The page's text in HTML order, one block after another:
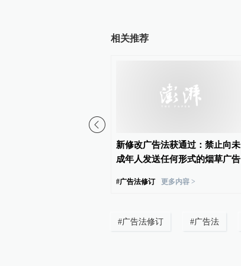
相关推荐
新修改广告法获通过：禁止向未
成年人发送任何形式的烟草广告
#广告法修订 更多内容 >
#广告法修订 #广告法